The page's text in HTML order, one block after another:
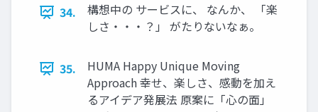
34.
構想中の サービスに、 なんか、 「楽
しさ・・・？」 がたりないなぁ。
35.
HUMA Happy Unique Moving
Approach 幸せ、楽しさ、感動を加え
るアイデア発展法 原案に「心の面」